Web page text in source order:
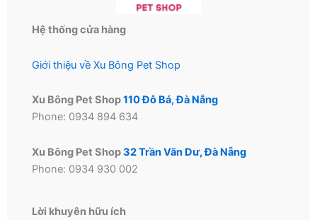
sản
Hệ thống cửa hàng
Giới thiệu về Xu Bông Pet Shop
Xu Bông Pet Shop110 Đỗ Bá, Đà Nẵng
Phone: 0934 894 634
Xu Bông Pet Shop32 Trần Văn Dư, Đà Nẵng
Phone: 0934 930 002
Lời khuyên hữu ích